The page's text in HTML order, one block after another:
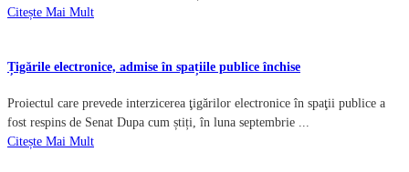
Citește Mai Mult
Țigările electronice, admise în spațiile publice închise
Proiectul care prevede interzicerea ţigărilor electronice în spaţii publice a
fost respins de Senat Dupa cum știți, în luna septembrie ...
Citește Mai Mult